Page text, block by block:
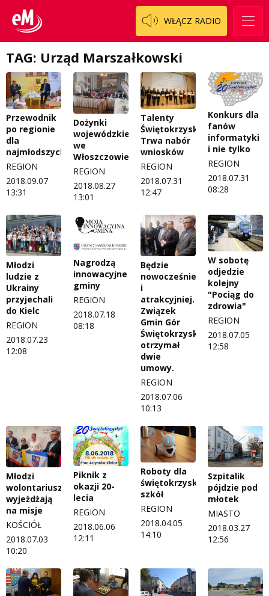
WŁĄCZ RADIO
TAG: Urząd Marszałkowski
Przewodnik
po regionie
dla
najmłodszych
REGION
2018.09.07
13:31
Dożynki
wojewódzkie
we
Włoszczowie
REGION
2018.08.27
13:01
Talenty
Świętokrzyskie.
Trwa nabór
wniosków
REGION
2018.07.31
12:47
Konkurs dla
fanów
informatyki
i nie tylko
REGION
2018.07.31
08:28
Młodzi
ludzie z
Ukrainy
przyjechali
do Kielc
REGION
2018.07.23
12:08
Nagrodzą
innowacyjne
gminy
REGION
2018.07.18
08:18
Będzie
nowocześniej
i
atrakcyjniej.
Związek
Gmin Gór
Świętokrzyskich
otrzymał
dwie
umowy.
REGION
2018.07.06
10:13
W sobotę
odjedzie
kolejny
"Pociąg do
zdrowia"
REGION
2018.07.05
12:58
Młodzi
wolontariusze
wyjeżdżają
na misje
KOŚCIÓŁ
2018.07.03
10:20
Piknik z
okazji 20-
lecia
REGION
2018.06.06
12:11
Roboty dla
świętokrzyskich
szkół
REGION
2018.04.05
14:10
Szpitalik
pójdzie pod
młotek
MIASTO
2018.03.27
12:56